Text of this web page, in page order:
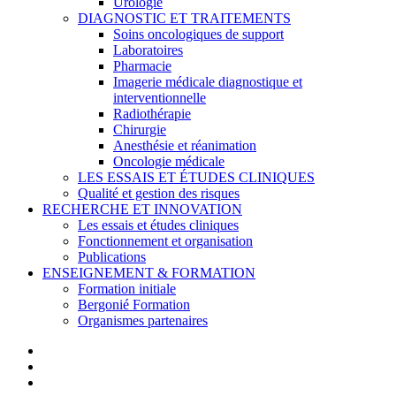
DIAGNOSTIC ET TRAITEMENTS
Soins oncologiques de support
Laboratoires
Pharmacie
Imagerie médicale diagnostique et
interventionnelle
Radiothérapie
Chirurgie
Anesthésie et réanimation
Oncologie médicale
LES ESSAIS ET ÉTUDES CLINIQUES
Qualité et gestion des risques
RECHERCHE ET INNOVATION
Les essais et études cliniques
Fonctionnement et organisation
Publications
ENSEIGNEMENT & FORMATION
Formation initiale
Bergonié Formation
Organismes partenaires